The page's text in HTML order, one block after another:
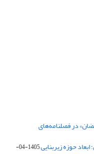
در فصلنامه‌های
حوزه زیربنایی
1405-04-